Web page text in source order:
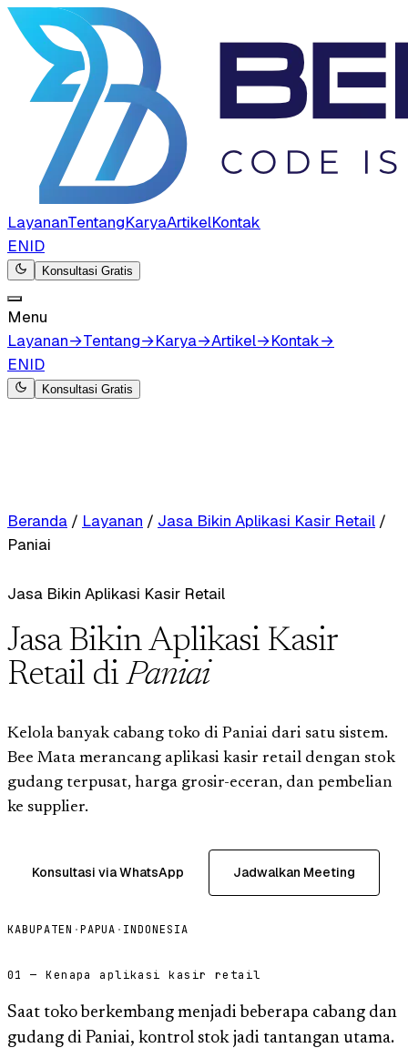
LayananTentangKaryaArtikelKontak
ENID
Konsultasi Gratis
Menu
Layanan→Tentang→Karya→Artikel→Kontak→
ENID
Konsultasi Gratis
Beranda / Layanan / Jasa Bikin Aplikasi Kasir Retail /
Paniai
Jasa Bikin Aplikasi Kasir Retail
Jasa Bikin Aplikasi Kasir
Retail diPaniai
Kelola banyak cabang toko di Paniai dari satu sistem.
Bee Mata merancang aplikasi kasir retail dengan stok
gudang terpusat, harga grosir-eceran, dan pembelian
ke supplier.
Konsultasi via WhatsApp Jadwalkan Meeting
KABUPATEN ·PAPUA · INDONESIA
01 — Kenapa aplikasi kasir retail
Saat toko berkembang menjadi beberapa cabang dan
gudang di Paniai, kontrol stok jadi tantangan utama.